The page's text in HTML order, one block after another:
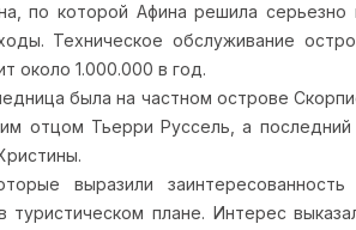
по которой Афина решила
Техническое обслуживание
около 1.000.000 в год.
была на частном острове
отцом Тьерри Руссель, а
выразили
туристическом плане. Интерес